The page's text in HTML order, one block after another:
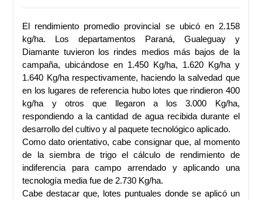
El rendimiento promedio provincial se ubicó en 2.158
kg/ha. Los departamentos Paraná, Gualeguay y
Diamante tuvieron los rindes medios más bajos de la
campaña, ubicándose en 1.450 Kg/ha, 1.620 Kg/ha y
1.640 Kg/ha respectivamente, haciendo la salvedad que
en los lugares de referencia hubo lotes que rindieron 400
kg/ha y otros que llegaron a los 3.000 Kg/ha,
respondiendo a la cantidad de agua recibida durante el
desarrollo del cultivo y al paquete tecnológico aplicado.
Como dato orientativo, cabe consignar que, al momento
de la siembra de trigo el cálculo de rendimiento de
indiferencia para campo arrendado y aplicando una
tecnología media fue de 2.730 Kg/ha.
Cabe destacar que, lotes puntuales donde se aplicó un